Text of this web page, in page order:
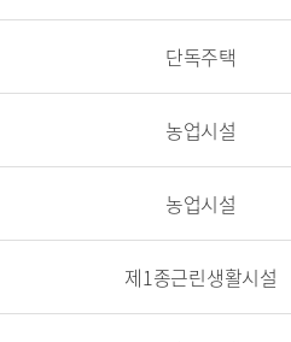
단독주택
농업시설
농업시설
제1종근린생활시설